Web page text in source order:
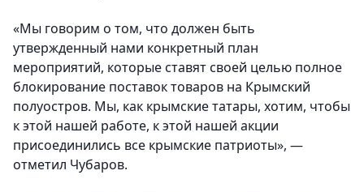
«Мы говорим о том, что должен быть
утвержденный нами конкретный план
мероприятий, которые ставят своей целью полное
блокирование поставок товаров на Крымский
полуостров. Мы, как крымские татары, хотим, чтобы
к этой нашей работе, к этой нашей акции
присоединились все крымские патриоты», —
отметил Чубаров.